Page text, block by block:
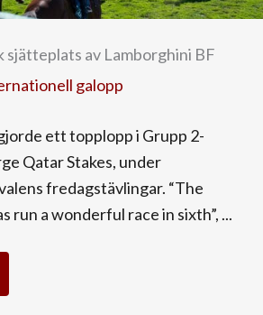
sjätteplats av Lamborghini BF
galopp
ett topplopp i Grupp 2-
Qatar Stakes, under
fredagstävlingar. “The
run a wonderful race in sixth”, ...